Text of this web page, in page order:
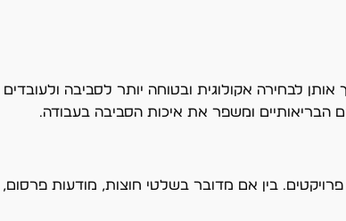
לבחירה אקולוגית ובטוחה יותר לסביבה ולעובדים
ומשפר את איכות הסביבה בעבודה.
בין אם מדובר בשלטי חוצות, מודעות פרסום,